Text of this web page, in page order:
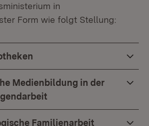
in
Form wie folgt Stellung:
Medienbildung in der
Familienarbeit